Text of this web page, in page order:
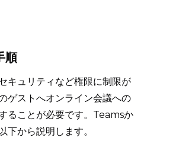
順
キュリティなど権限に制限が
ゲストへオンライン会議への
ることが必要です。Teamsか
下から説明します。